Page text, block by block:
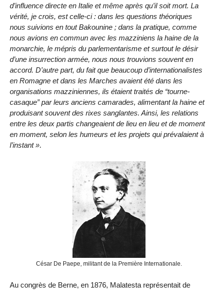
d’influence directe en Italie et même après qu’il soit mort. La
vérité, je crois, est celle-ci : dans les questions théoriques
nous suivions en tout Bakounine ; dans la pratique, comme
nous avions en commun avec les mazziniens la haine de la
monarchie, le mépris du parlementarisme et surtout le désir
d’une insurrection armée, nous nous trouvions souvent en
accord. D’autre part, du fait que beaucoup d’internationalistes
en Romagne et dans les Marches avaient été dans les
organisations mazziniennes, ils étaient traités de tourne-
casaque par leurs anciens camarades, alimentant la haine et
produisant souvent des rixes sanglantes. Ainsi, les relations
entre les deux partis changeaient de lieu en lieu et de moment
en moment, selon les humeurs et les projets qui prévalaient à
l’instant
.
César De Paepe, militant de la Première Internationale.
Au congrès de Berne, en 1876, Malatesta représentait de